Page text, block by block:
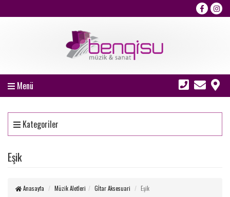
Menü
Kategoriler
Eşik
Anasayfa Müzik Aletleri Gİtar Aksesuari Eşik